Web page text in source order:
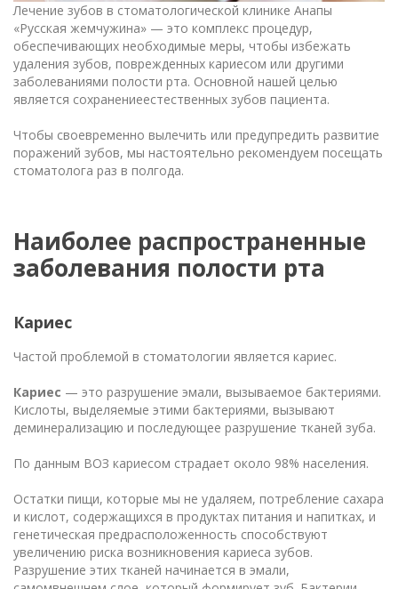
Лечение зубов в стоматологической клинике Анапы
«Русская жемчужина» — это комплекс процедур,
обеспечивающих необходимые меры, чтобы избежать
удаления зубов, поврежденных кариесом или другими
заболеваниями полости рта. Основной нашей целью
является сохранениеестественных зубов пациента.
Чтобы своевременно вылечить или предупредить развитие
поражений зубов, мы настоятельно рекомендуем посещать
стоматолога раз в полгода.
Наиболее распространенные
заболевания полости рта
Кариес
Частой проблемой в стоматологии является кариес.
Кариес — это разрушение эмали, вызываемое бактериями.
Кислоты, выделяемые этими бактериями, вызывают
деминерализацию и последующее разрушение тканей зуба.
По данным ВОЗ кариесом страдает около 98% населения.
Остатки пищи, которые мы не удаляем, потребление сахара
и кислот, содержащихся в продуктах питания и напитках, и
генетическая предрасположенность способствуют
увеличению риска возникновения кариеса зубов.
Разрушение этих тканей начинается в эмали,